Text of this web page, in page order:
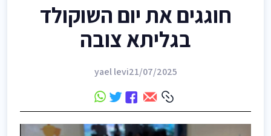
חוגגים את יום השוקולד
בגליתא צובה
yael levi21/07/2025